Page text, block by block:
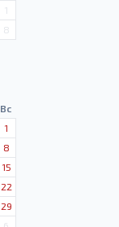
1
8
Вс
1
8
15
22
29